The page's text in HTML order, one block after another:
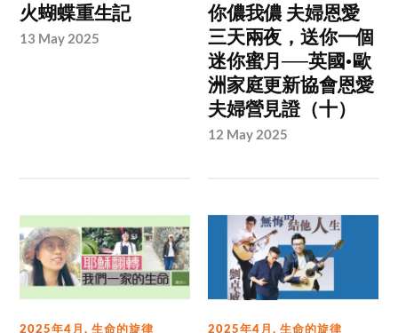
火蝴蝶重生記
13 May 2025
你儂我儂 夫婦恩愛
三天兩夜，送你一個
迷你蜜月──英國•歐
洲家庭更新協會恩愛
夫婦營見證（十）
12 May 2025
2025年4月,生命的旋律 2025年4月,生命的旋律